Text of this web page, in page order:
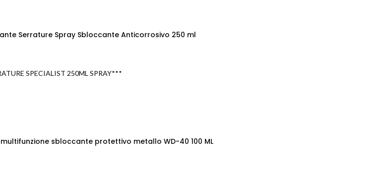
Serrature Spray Sbloccante Anticorrosivo 250 ml
SPECIALIST 250ML SPRAY***
sbloccante protettivo metallo WD-40 100 ML